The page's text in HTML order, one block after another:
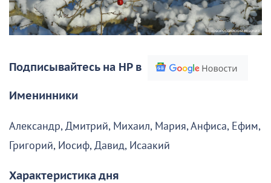
Подписывайтесь на НР в
Именинники
Александр, Дмитрий, Михаил, Мария, Анфиса, Ефим,
Григорий, Иосиф, Давид, Исаакий
Характеристика дня